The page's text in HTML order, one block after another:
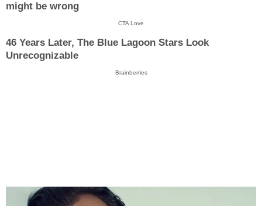
might be wrong
CTA Love
46 Years Later, The Blue Lagoon Stars Look
Unrecognizable
Brainberries